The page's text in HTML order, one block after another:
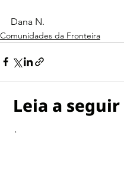
Leia a seguir
.
Dana N.
Comunidades da Fronteira